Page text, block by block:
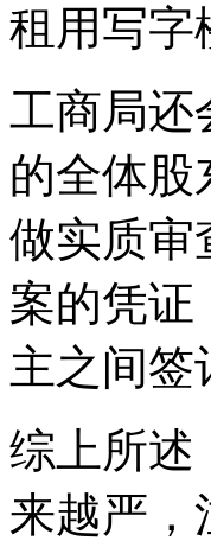
租用写字
工商局还
的全体股
做实质审
案的凭证
主之间签
综上所述
来越严，